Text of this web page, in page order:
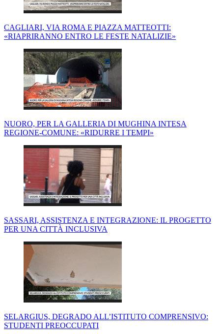
CAGLIARI, VIA ROMA E PIAZZA MATTEOTTI:
«RIAPRIRANNO ENTRO LE FESTE NATALIZIE»
NUORO, PER LA GALLERIA DI MUGHINA INTESA
REGIONE-COMUNE: «RIDURRE I TEMPI»
SASSARI, ASSISTENZA E INTEGRAZIONE: IL PROGETTO
PER UNA CITTÀ INCLUSIVA
SELARGIUS, DEGRADO ALL’ISTITUTO COMPRENSIVO:
STUDENTI PREOCCUPATI